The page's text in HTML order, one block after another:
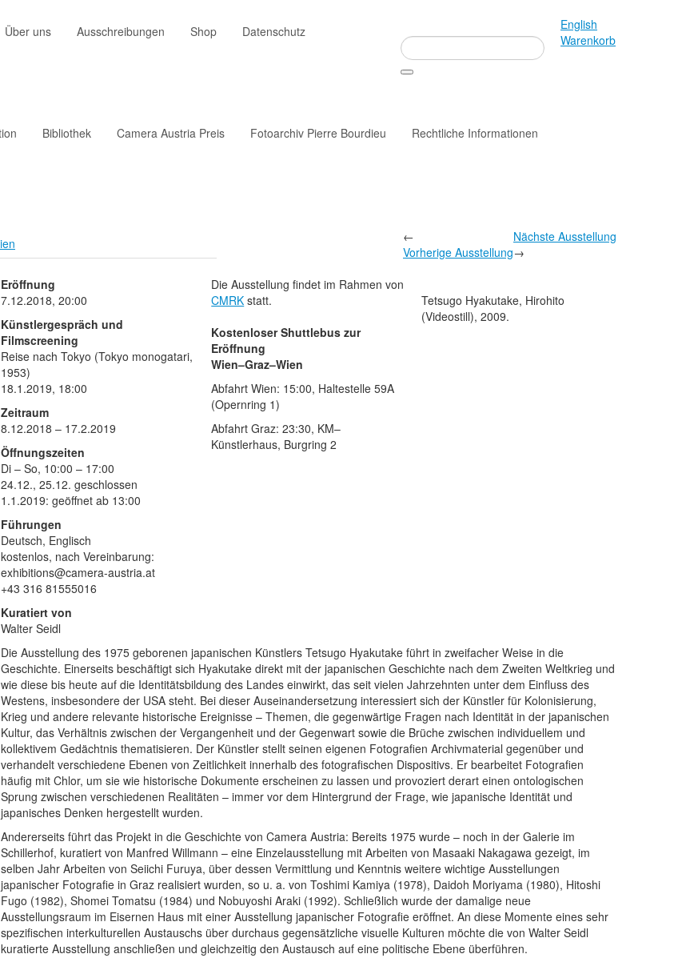
Über uns Ausschreibungen Shop
Datenschutz
English
Warenkorb
Bibliothek Camera Austria Preis Fotoarchiv Pierre Bourdieu Rechtliche Informationen
←
Vorherige Ausstellung
Nächste Ausstellung
→
Eröffnung
7.12.2018, 20:00
Künstlergespräch und
Filmscreening
Reise nach Tokyo (Tokyo monogatari,
1953)
18.1.2019, 18:00
Zeitraum
8.12.2018 – 17.2.2019
Öffnungszeiten
Di – So, 10:00 – 17:00
24.12., 25.12. geschlossen
1.1.2019: geöffnet ab 13:00
Führungen
Deutsch, Englisch
kostenlos, nach Vereinbarung:
exhibitions@camera-austria.at
+43 316 81555016
Kuratiert von
Walter Seidl
Die Ausstellung findet im Rahmen von
CMRK statt.
Kostenloser Shuttlebus zur
Eröffnung
Wien–Graz–Wien
Abfahrt Wien: 15:00, Haltestelle 59A
(Opernring 1)
Abfahrt Graz: 23:30, KM–
Künstlerhaus, Burgring 2
Tetsugo Hyakutake, Hirohito
(Videostill), 2009.
Die Ausstellung des 1975 geborenen japanischen Künstlers Tetsugo Hyakutake führt in zweifacher Weise in die
Geschichte. Einerseits beschäftigt sich Hyakutake direkt mit der japanischen Geschichte nach dem Zweiten Weltkrieg und
wie diese bis heute auf die Identitätsbildung des Landes einwirkt, das seit vielen Jahrzehnten unter dem Einfluss des
Westens, insbesondere der USA steht. Bei dieser Auseinandersetzung interessiert sich der Künstler für Kolonisierung,
Krieg und andere relevante historische Ereignisse – Themen, die gegenwärtige Fragen nach Identität in der japanischen
Kultur, das Verhältnis zwischen der Vergangenheit und der Gegenwart sowie die Brüche zwischen individuellem und
kollektivem Gedächtnis thematisieren. Der Künstler stellt seinen eigenen Fotografien Archivmaterial gegenüber und
verhandelt verschiedene Ebenen von Zeitlichkeit innerhalb des fotografischen Dispositivs. Er bearbeitet Fotografien
häufig mit Chlor, um sie wie historische Dokumente erscheinen zu lassen und provoziert derart einen ontologischen
Sprung zwischen verschiedenen Realitäten – immer vor dem Hintergrund der Frage, wie japanische Identität und
japanisches Denken hergestellt wurden.
Andererseits führt das Projekt in die Geschichte von Camera Austria: Bereits 1975 wurde – noch in der Galerie im
Schillerhof, kuratiert von Manfred Willmann – eine Einzelausstellung mit Arbeiten von Masaaki Nakagawa gezeigt, im
selben Jahr Arbeiten von Seiichi Furuya, über dessen Vermittlung und Kenntnis weitere wichtige Ausstellungen
japanischer Fotografie in Graz realisiert wurden, so u. a. von Toshimi Kamiya (1978), Daidoh Moriyama (1980), Hitoshi
Fugo (1982), Shomei Tomatsu (1984) und Nobuyoshi Araki (1992). Schließlich wurde der damalige neue
Ausstellungsraum im Eisernen Haus mit einer Ausstellung japanischer Fotografie eröffnet. An diese Momente eines sehr
spezifischen interkulturellen Austauschs über durchaus gegensätzliche visuelle Kulturen möchte die von Walter Seidl
kuratierte Ausstellung anschließen und gleichzeitig den Austausch auf eine politische Ebene überführen.